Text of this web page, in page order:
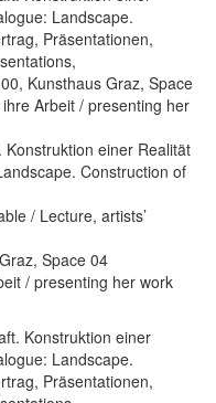
einer Realität
Construction of
/ Lecture, artists’
Space 04
/ presenting her work